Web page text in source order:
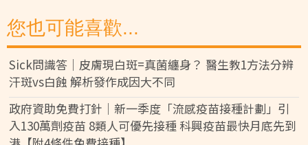
您也可能喜歡...
Sick問識答｜皮膚現白斑=真菌纏身？ 醫生教1方法分辨
汗斑vs白蝕 解析發作成因大不同
政府資助免費打針｜新一季度「流感疫苗接種計劃」引
入130萬劑疫苗 8類人可優先接種 科興疫苗最快月底先到